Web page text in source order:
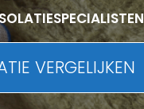
VERGELIJKEN